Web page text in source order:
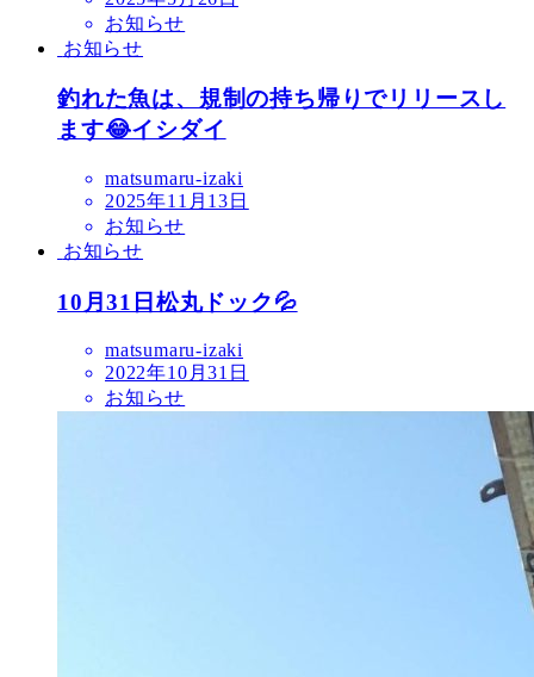
お知らせ
お知らせ
釣れた魚は、規制の持ち帰りでリリースし
ます😂イシダイ
matsumaru-izaki
2025年11月13日
お知らせ
お知らせ
10月31日松丸ドック💦
matsumaru-izaki
2022年10月31日
お知らせ